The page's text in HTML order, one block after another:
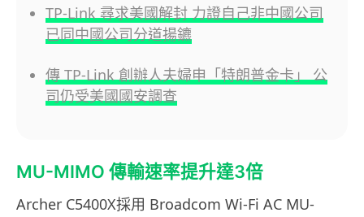
TP-Link 尋求美國解封 力證自己非中國公司
已同中國公司分道揚鑣
傳 TP-Link 創辦人夫婦申「特朗普金卡」 公
司仍受美國國安調查
MU-MIMO 傳輸速率提升達3倍
Archer C5400X採用 Broadcom Wi-Fi AC MU-